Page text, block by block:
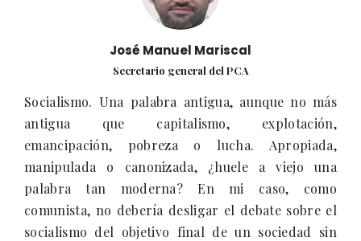
José Manuel Mariscal
Secretario general del PCA
Socialismo. Una palabra antigua, aunque no más
antigua que capitalismo, explotación,
emancipación, pobreza o lucha. Apropiada,
manipulada o canonizada, ¿huele a viejo una
palabra tan moderna? En mi caso, como
comunista, no debería desligar el debate sobre el
socialismo del objetivo final de un sociedad sin